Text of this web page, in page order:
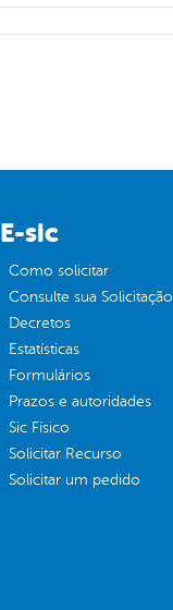
E-sic
Como solicitar
Consulte sua Solicitação
Decretos
Estatísticas
Formulários
Prazos e autoridades
Sic Físico
Solicitar Recurso
Solicitar um pedido